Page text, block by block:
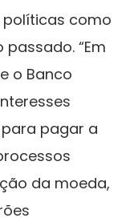
políticas como
“Em
o Banco
pagar a
da moeda,